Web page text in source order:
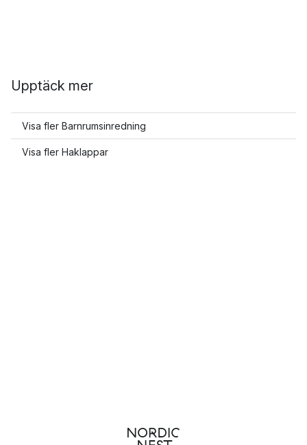
Upptäck mer
Visa fler Barnrumsinredning
Visa fler Haklappar